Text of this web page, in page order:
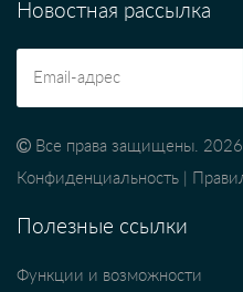
Новостная рассылка
Все права защищены.
Конфиденциальность
Полезные ссылки
Функции и возможности